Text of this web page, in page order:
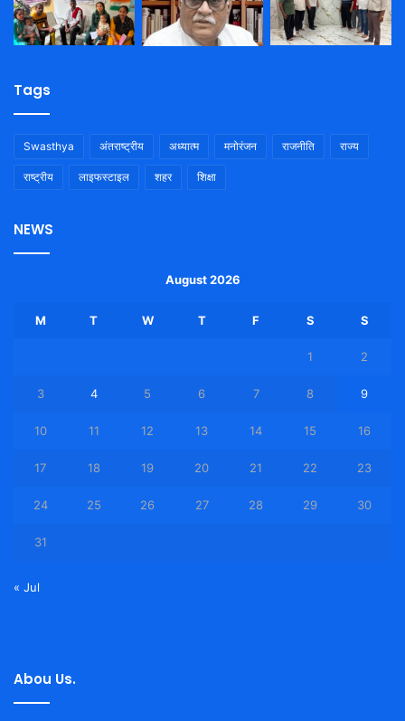
Tags
Swasthya अंतराष्ट्रीय अध्यात्म मनोरंजन राजनीति राज्य
राष्ट्रीय लाइफस्टाइल शहर शिक्षा
NEWS
August 2026
M T W T F S S
1 2
3 4 5 6 7 8 9
10 11 12 13 14 15 16
17 18 19 20 21 22 23
24 25 26 27 28 29 30
31
« Jul
Abou Us.